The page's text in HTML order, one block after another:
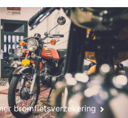
bromfietsverzekering